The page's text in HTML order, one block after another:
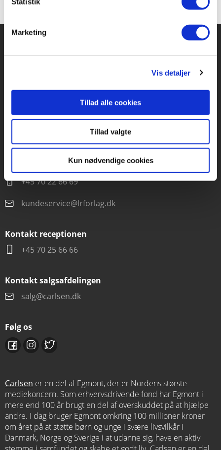
Marketing
Vis detaljer
Tillad alle cookies
Tillad valgte
Kun nødvendige cookies
1120 København K
CVR 76351910
Kontakt kundeservice
Mandag-fredag kl. 10-15
+45 70 22 66 69
kundeservice@lrforlag.dk
Kontakt receptionen
+45 70 25 66 66
Kontakt salgsafdelingen
salg@carlsen.dk
Følg os
Carlsen er en del af Egmont, der er Nordens største
mediekoncern. Som erhvervsdrivende fond har Egmont i
mere end 100 år brugt en del af overskuddet på at hjælpe
andre. I dag bruger Egmont omkring 100 millioner kroner
om året på at støtte børn og unge i svære livsvilkår i
Danmark, Norge og Sverige i at udanne sig, have en aktiv